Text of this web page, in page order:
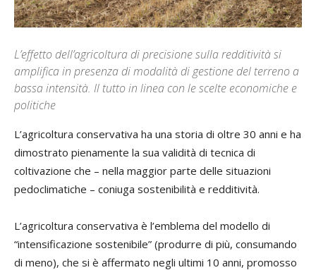
L’effetto dell’agricoltura di precisione sulla redditività si
amplifica in presenza di modalità di gestione del terreno a
bassa intensità. Il tutto in linea con le scelte economiche e
politiche
L’agricoltura conservativa ha una storia di oltre 30 anni e ha
dimostrato pienamente la sua validità di tecnica di
coltivazione che – nella maggior parte delle situazioni
pedoclimatiche – coniuga sostenibilità e redditività.
L’agricoltura conservativa è l’emblema del modello di
“intensificazione sostenibile” (produrre di più, consumando
di meno), che si è affermato negli ultimi 10 anni, promosso